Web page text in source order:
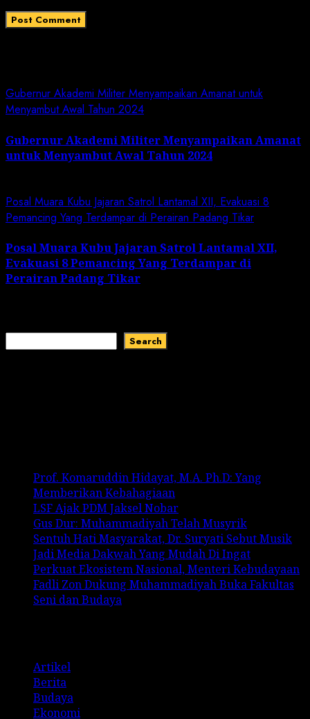
Gubernur Akademi Militer Menyampaikan Amanat untuk
Menyambut Awal Tahun 2024
Gubernur Akademi Militer Menyampaikan Amanat
untuk Menyambut Awal Tahun 2024
Posal Muara Kubu Jajaran Satrol Lantamal XII, Evakuasi 8
Pemancing Yang Terdampar di Perairan Padang Tikar
Posal Muara Kubu Jajaran Satrol Lantamal XII,
Evakuasi 8 Pemancing Yang Terdampar di
Perairan Padang Tikar
Search
Prof. Komaruddin Hidayat, M.A. Ph.D: Yang
Memberikan Kebahagiaan
LSF Ajak PDM Jaksel Nobar
Gus Dur: Muhammadiyah Telah Musyrik
Sentuh Hati Masyarakat, Dr. Suryati Sebut Musik
Jadi Media Dakwah Yang Mudah Di Ingat
Perkuat Ekosistem Nasional, Menteri Kebudayaan
Fadli Zon Dukung Muhammadiyah Buka Fakultas
Seni dan Budaya
Artikel
Berita
Budaya
Ekonomi